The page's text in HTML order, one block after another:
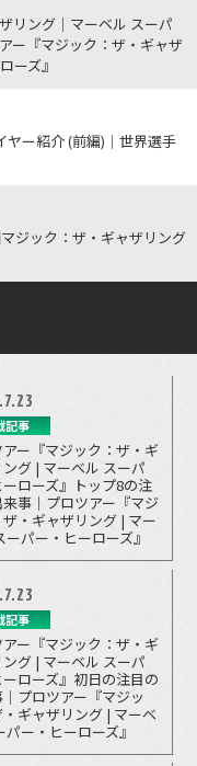
リング｜マーベル スーパ
ー『マジック：ザ・ギャザ
ーズ』
ー紹介 (前編)｜世界選手
ジック：ザ・ギャザリング
記事
ー『マジック：ザ・ギ
ング | マーベル スーパ
ローズ』トップ8の注
事｜プロツアー『マジ
ザ・ギャザリング | マー
ーパー・ヒーローズ』
記事
ー『マジック：ザ・ギ
ング | マーベル スーパ
ローズ』初日の注目の
プロツアー『マジッ
ギャザリング | マーベ
パー・ヒーローズ』